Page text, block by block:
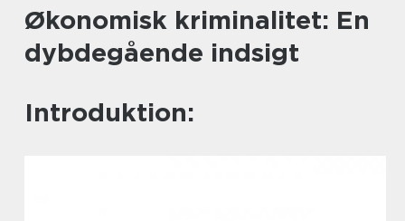
Økonomisk kriminalitet: En
dybdegående indsigt
Introduktion: